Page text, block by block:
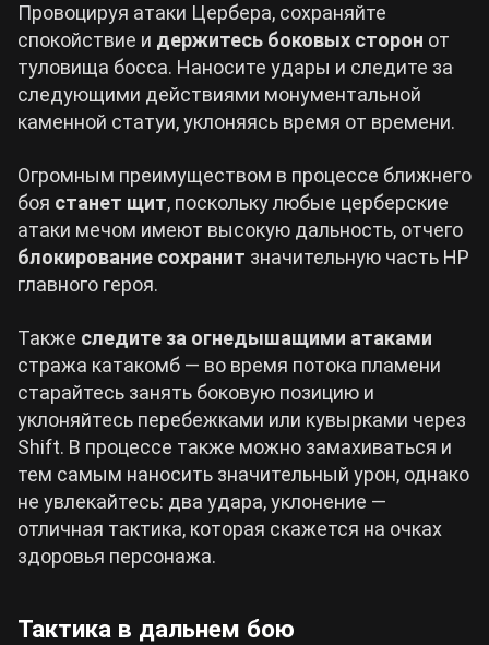
Провоцируя атаки Цербера, сохраняйте
спокойствие и держитесь боковых сторон от
туловища босса. Наносите удары и следите за
следующими действиями монументальной
каменной статуи, уклоняясь время от времени.
Огромным преимуществом в процессе ближнего
боя станет щит, поскольку любые церберские
атаки мечом имеют высокую дальность, отчего
блокирование сохранит значительную часть HP
главного героя.
Также следите за огнедышащими атаками
стража катакомб — во время потока пламени
старайтесь занять боковую позицию и
уклоняйтесь перебежками или кувырками через
Shift. В процессе также можно замахиваться и
тем самым наносить значительный урон, однако
не увлекайтесь: два удара, уклонение —
отличная тактика, которая скажется на очках
здоровья персонажа.
Тактика в дальнем бою